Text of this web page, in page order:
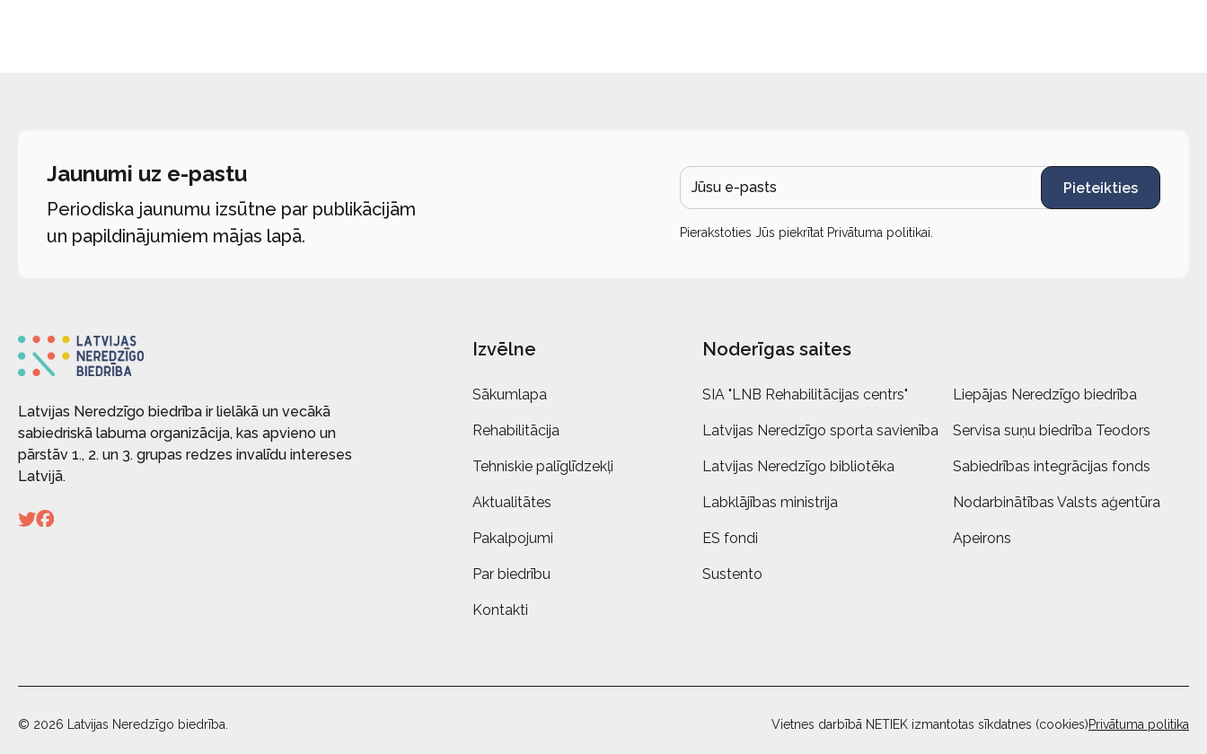
Jaunumi uz e-pastu
Periodiska jaunumu izsūtne par publikācijām
un papildinājumiem mājas lapā.
Pieteikties
Pierakstoties Jūs piekrītat Privātuma politikai
Latvijas Neredzīgo biedrība ir lielākā un vecākā
sabiedriskā labuma organizācija, kas apvieno un
pārstāv 1., 2. un 3. grupas redzes invalīdu intereses
Latvijā.
Izvēlne
Sākumlapa
Rehabilitācija
Tehniskie palīglīdzekļi
Aktualitātes
Pakalpojumi
Par biedrību
Kontakti
Noderīgas saites
SIA "LNB Rehabilitācijas centrs" Liepājas Neredzīgo biedrība
Latvijas Neredzīgo sporta savienība Servisa suņu biedrība Teodors
Latvijas Neredzīgo bibliotēka Sabiedrības integrācijas fonds
Labklājības ministrija Nodarbinātības Valsts aģentūra
ES fondi Apeirons
Sustento
© 2026 Latvijas Neredzīgo biedrība. Vietnes darbībā NETIEK izmantotas sīkdatnes (cookies)Privātuma politika